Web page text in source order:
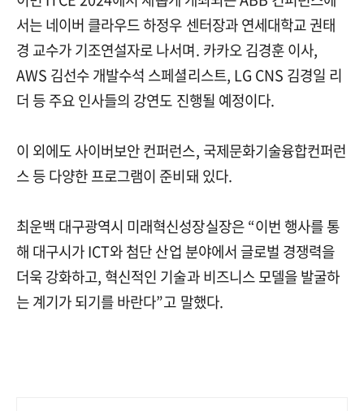
서는 네이버 클라우드 하정우 센터장과 연세대학교 권태
경 교수가 기조연설자로 나서며. 카카오 김경훈 이사,
AWS 김선수 개발수석 스페셜리스트, LG CNS 김경일 리
더 등 주요 인사들의 강연도 진행될 예정이다.
이 외에도 사이버보안 컨퍼런스, 국제문화기술융합컨퍼런
스 등 다양한 프로그램이 준비돼 있다.
최운백 대구광역시 미래혁신성장실장은 “이번 행사를 통
해 대구시가 ICT와 첨단 산업 분야에서 글로벌 경쟁력을
더욱 강화하고, 혁신적인 기술과 비즈니스 모델을 발굴하
는 계기가 되기를 바란다”고 말했다.